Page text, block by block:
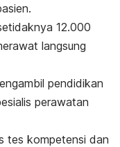
12.000
langsung
pendidikan
perawatan
tes kompetensi dan